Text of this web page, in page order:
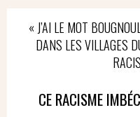
« J’AI LE MOT
DANS LES VILLAGES
CE RACISME